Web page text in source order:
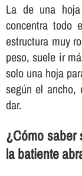
La de una
concentra todo
estructura muy
peso, suele ir
solo una hoja
según el
dar.
¿Cómo
la batiente